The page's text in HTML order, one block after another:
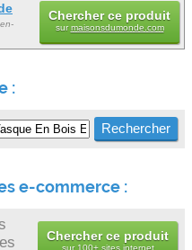
Chercher ce produit
surmaisonsdumonde.com
:
e-commerce :
Chercher ce produit
sur100+ sites internet